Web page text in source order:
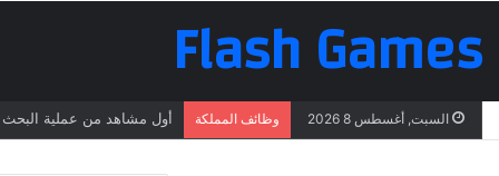
Flash Games
السبت, أغسطس 8 2026 وظائف المملكة أول مشاهد من عملية البحث